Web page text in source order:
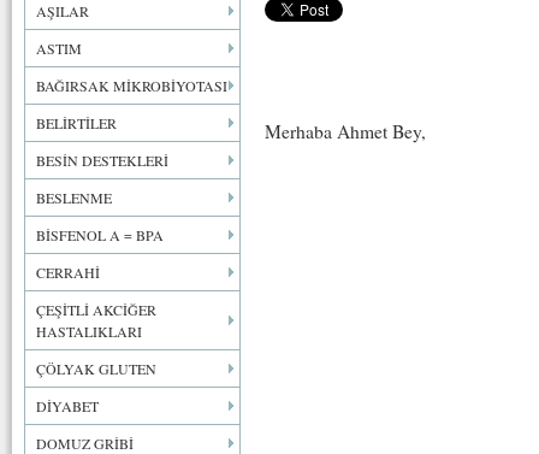
AŞILAR
ASTIM
BAĞIRSAK MİKROBİYOTASI
BELİRTİLER
BESİN DESTEKLERİ
BESLENME
BİSFENOL A = BPA
CERRAHİ
ÇEŞİTLİ AKCİĞER
HASTALIKLARI
ÇÖLYAK GLUTEN
DİYABET
DOMUZ GRİBİ
Merhaba Ahmet Bey,